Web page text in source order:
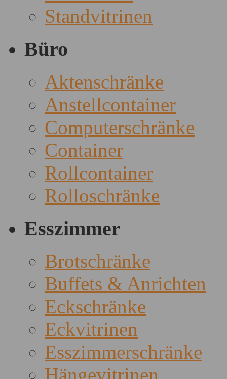
Standvitrinen
Büro
Aktenschränke
Anstellcontainer
Computerschränke
Container
Rollcontainer
Rolloschränke
Esszimmer
Brotschränke
Buffets & Anrichten
Eckschränke
Eckvitrinen
Esszimmerschränke